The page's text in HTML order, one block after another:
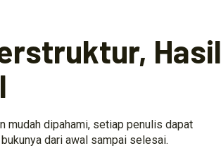
Hasil
mudah dipahami, setiap penulis dapat
dari awal sampai selesai.